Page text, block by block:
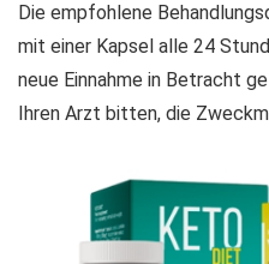
Die empfohlene
mit einer Kapsel alle 24
neue Einnahme in Betracht
Ihren Arzt bitten, die